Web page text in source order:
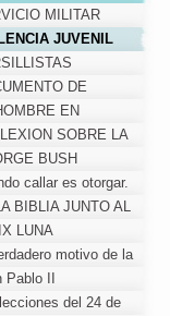
COMENTARIOS...
MILITAR
JUVENIL
DE
- AÑO 1979
EN
LATINA
SOBRE LA
POLITICA
BUSH
callar es otorgar.
BIBLIA JUNTO AL
LUNA
motivo de la
de Irak
Pablo II
del 24 de